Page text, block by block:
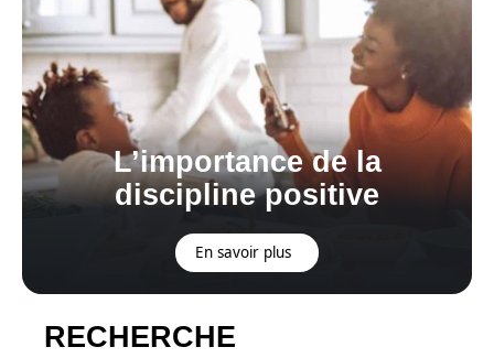
L’importance de la
discipline positive
En savoir plus
RECHERCHE